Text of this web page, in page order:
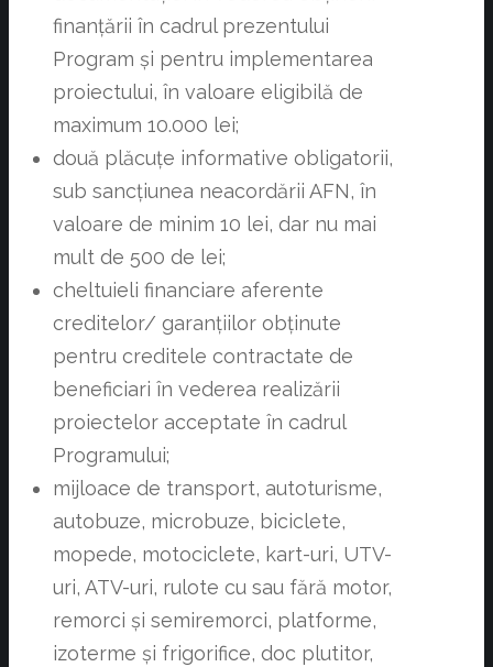
finanțării în cadrul prezentului
Program și pentru implementarea
proiectului, în valoare eligibilă de
maximum 10.000 lei;
două plăcuțe informative obligatorii,
sub sancțiunea neacordării AFN, în
valoare de minim 10 lei, dar nu mai
mult de 500 de lei;
cheltuieli financiare aferente
creditelor/ garanțiilor obținute
pentru creditele contractate de
beneficiari în vederea realizării
proiectelor acceptate în cadrul
Programului;
mijloace de transport, autoturisme,
autobuze, microbuze, biciclete,
mopede, motociclete, kart-uri, UTV-
uri, ATV-uri, rulote cu sau fără motor,
remorci și semiremorci, platforme,
izoterme și frigorifice, doc plutitor,